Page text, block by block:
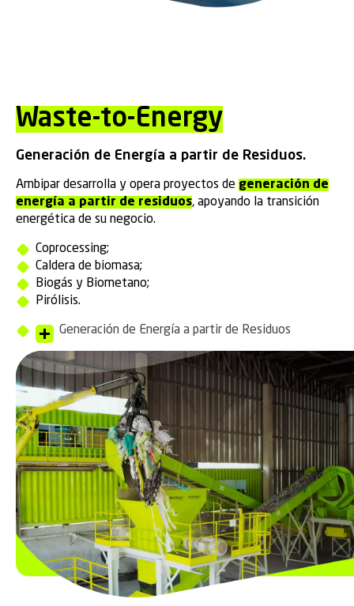
Waste-to-Energy
Generación de Energía a partir de Residuos.
Ambipar desarrolla y opera proyectos de generación de
energía a partir de residuos, apoyando la transición
energética de su negocio.
Coprocessing;
Caldera de biomasa;
Biogás y Biometano;
Pirólisis.
Generación de Energía a partir de Residuos